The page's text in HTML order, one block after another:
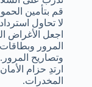
قم بتأمين
لا تحاول
اجعل الأغراض
المرور
وتصاريح المرور.
ارتدِ حزام
المخدرات.